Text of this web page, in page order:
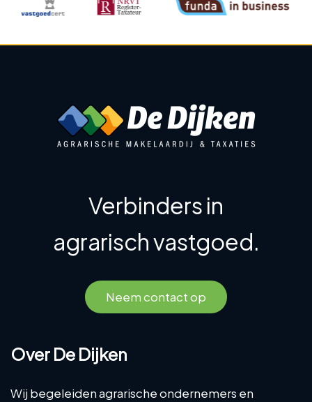
Verbinders in
agrarisch vastgoed.
Neem contact op
Over De Dijken
Wij begeleiden agrarische ondernemers en